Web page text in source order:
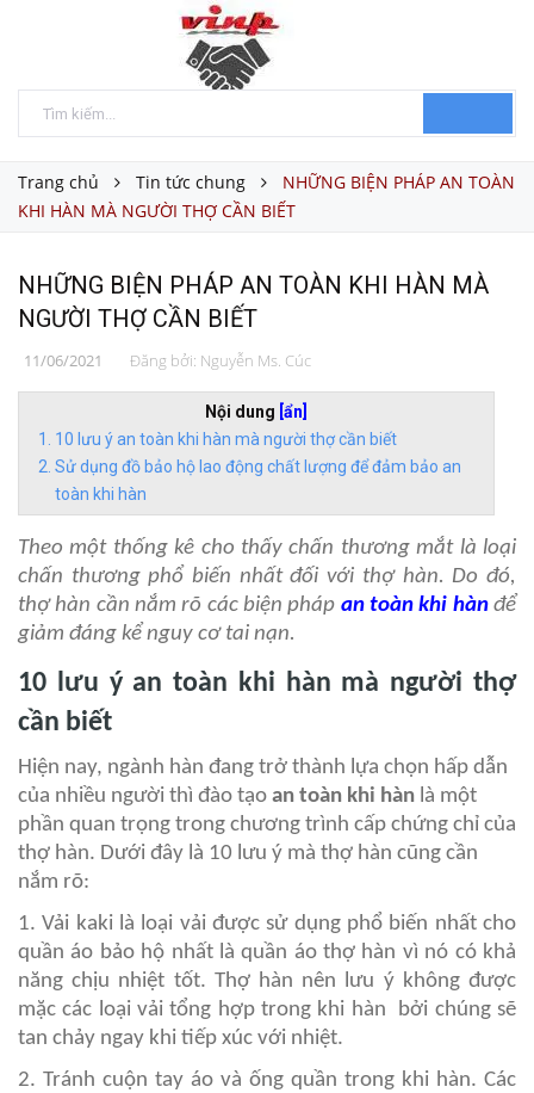
Trang chủ Tin tức chung
NHỮNG BIỆN PHÁP AN TOÀN
KHI HÀN MÀ NGƯỜI THỢ CẦN BIẾT
NHỮNG BIỆN PHÁP AN TOÀN KHI HÀN MÀ
NGƯỜI THỢ CẦN BIẾT
11/06/2021 Đăng bởi: Nguyễn Ms. Cúc
Nội dung [ẩn]
10 lưu ý an toàn khi hàn mà người thợ cần biết
Sử dụng đồ bảo hộ lao động chất lượng để đảm bảo an
toàn khi hàn
Theo một thống kê cho thấy chấn thương mắt là loại
chấn thương phổ biến nhất đối với thợ hàn. Do đó,
thợ hàn cần nắm rõ các biện pháp an toàn khi hànđể
giảm đáng kể nguy cơ tai nạn.
10 lưu ý an toàn khi hàn mà người thợ
cần biết
Hiện nay, ngành hàn đang trở thành lựa chọn hấp dẫn
của nhiều người thì đào tạo an toàn khi hàn là một
phần quan trọng trong chương trình cấp chứng chỉ của
thợ hàn. Dưới đây là 10 lưu ý mà thợ hàn cũng cần
nắm rõ:
1. Vải kaki là loại vải được sử dụng phổ biến nhất cho
quần áo bảo hộ nhất là quần áo thợ hàn vì nó có khả
năng chịu nhiệt tốt. Thợ hàn nên lưu ý không được
mặc các loại vải tổng hợp trong khi hàn bởi chúng sẽ
tan chảy ngay khi tiếp xúc với nhiệt.
2. Tránh cuộn tay áo và ống quần trong khi hàn. Các